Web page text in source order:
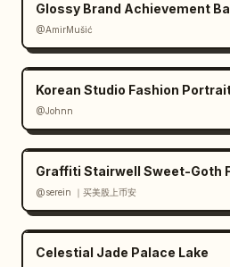
Glossy Brand Achievement
@AmirMušić
Korean Studio Fashion
@Johnn
Graffiti Stairwell Sweet-Goth
@serein ｜买美股上币安
Celestial Jade Palace Lake